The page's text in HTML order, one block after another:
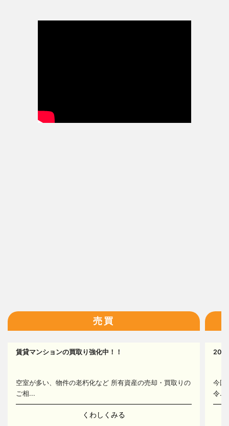
16
16
売買
賃貸マンションの買取り強化中！！
空室が多い、物件の老朽化など 所有資産の売却・買取りの
ご相...
くわしくみる
今回
令...